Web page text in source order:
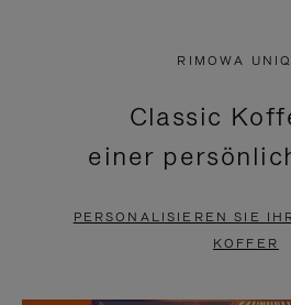
PAUSIERT,
BITTE
DRÜCKEN
KLICKEN
SIE
ZUM
AUFHEBEN
RIMOWA
Classic
einer
PERSONALISIEREN SIE
KOFFER